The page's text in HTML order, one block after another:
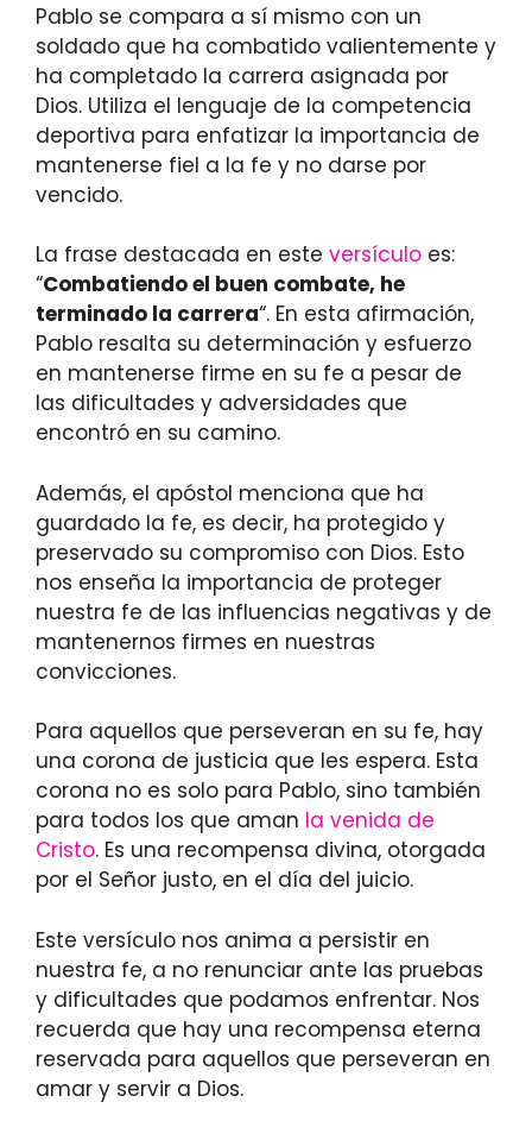
Pablo se compara a sí mismo con un
soldado que ha combatido valientemente y
ha completado la carrera asignada por
Dios. Utiliza el lenguaje de la competencia
deportiva para enfatizar la importancia de
mantenerse fiel a la fe y no darse por
vencido.
La frase destacada en este versículo es:
“Combatiendo el buen combate, he
terminado la carrera“. En esta afirmación,
Pablo resalta su determinación y esfuerzo
en mantenerse firme en su fe a pesar de
las dificultades y adversidades que
encontró en su camino.
Además, el apóstol menciona que ha
guardado la fe, es decir, ha protegido y
preservado su compromiso con Dios. Esto
nos enseña la importancia de proteger
nuestra fe de las influencias negativas y de
mantenernos firmes en nuestras
convicciones.
Para aquellos que perseveran en su fe, hay
una corona de justicia que les espera. Esta
corona no es solo para Pablo, sino también
para todos los que aman la venida de
Cristo. Es una recompensa divina, otorgada
por el Señor justo, en el día del juicio.
Este versículo nos anima a persistir en
nuestra fe, a no renunciar ante las pruebas
y dificultades que podamos enfrentar. Nos
recuerda que hay una recompensa eterna
reservada para aquellos que perseveran en
amar y servir a Dios.